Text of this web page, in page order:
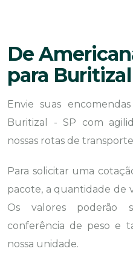
De
para Buritizal
Envie suas
Buritizal - SP com
nossas rotas de
Para solicitar uma
pacote, a quantidade de
Os valores poderão
conferência de peso e
nossa unidade.